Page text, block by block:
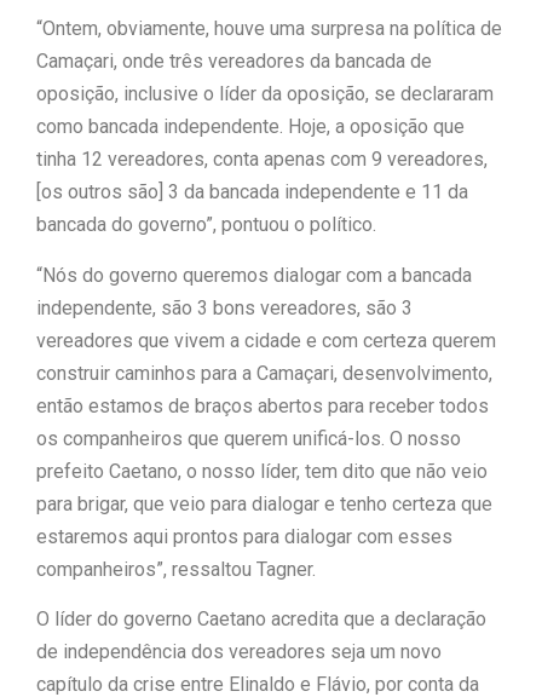
“Ontem, obviamente, houve uma surpresa na política de
Camaçari, onde três vereadores da bancada de
oposição, inclusive o líder da oposição, se declararam
como bancada independente. Hoje, a oposição que
tinha 12 vereadores, conta apenas com 9 vereadores,
[os outros são] 3 da bancada independente e 11 da
bancada do governo”, pontuou o político.
“Nós do governo queremos dialogar com a bancada
independente, são 3 bons vereadores, são 3
vereadores que vivem a cidade e com certeza querem
construir caminhos para a Camaçari, desenvolvimento,
então estamos de braços abertos para receber todos
os companheiros que querem unificá-los. O nosso
prefeito Caetano, o nosso líder, tem dito que não veio
para brigar, que veio para dialogar e tenho certeza que
estaremos aqui prontos para dialogar com esses
companheiros”, ressaltou Tagner.
O líder do governo Caetano acredita que a declaração
de independência dos vereadores seja um novo
capítulo da crise entre Elinaldo e Flávio, por conta da